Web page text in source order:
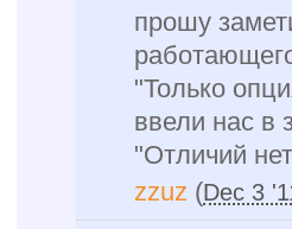
прошу
"Только
ввели нас в
"Отличий
zzuz (Dec 3